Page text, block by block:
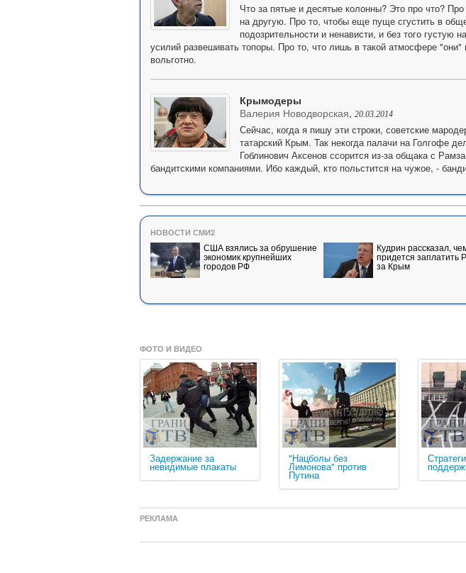
Что за пятые и десятые колонны? Это про что?
на другую. Про то, чтобы еще пуще сгустить в
подозрительности и ненависти, и без того густую
усилий развешивать топоры. Про то, что лишь в такой атмосфере "они"
вольготно.
Крымодеры
Валерия Новодворская, 20.03.2014
Сейчас, когда я пишу эти строки, советские
татарский Крым. Так некогда палачи на Голгофе
Гоблинович Аксенов ссорится из-за общака с
бандитскими компаниями. Ибо каждый, кто польстится на чужое, -
НОВОСТИ СМИ2
США взялись за обрушение
экономик крупнейших
городов РФ
Кудрин рассказал,
придется заплатить
за Крым
ФОТО И ВИДЕО
Задержание за
невидимые плакаты
"Нацболы без
Лимонова" против
Путина
РЕКЛАМА